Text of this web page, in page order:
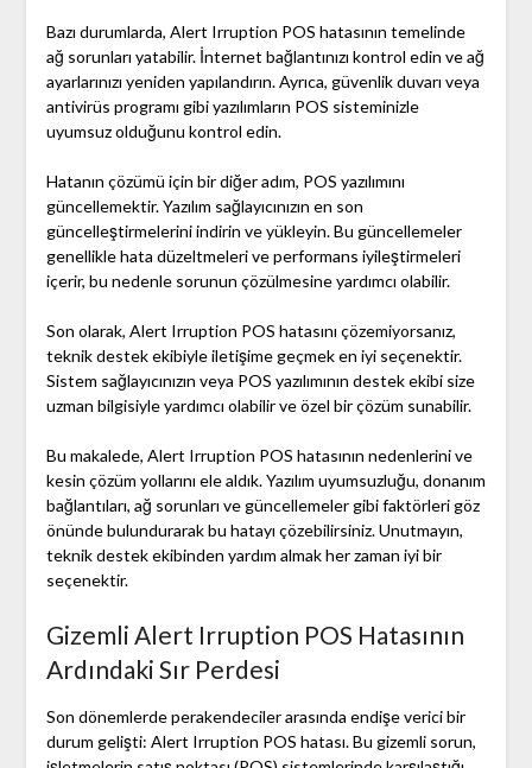
Bazı durumlarda, Alert Irruption POS hatasının temelinde
ağ sorunları yatabilir. İnternet bağlantınızı kontrol edin ve ağ
ayarlarınızı yeniden yapılandırın. Ayrıca, güvenlik duvarı veya
antivirüs programı gibi yazılımların POS sisteminizle
uyumsuz olduğunu kontrol edin.
Hatanın çözümü için bir diğer adım, POS yazılımını
güncellemektir. Yazılım sağlayıcınızın en son
güncelleştirmelerini indirin ve yükleyin. Bu güncellemeler
genellikle hata düzeltmeleri ve performans iyileştirmeleri
içerir, bu nedenle sorunun çözülmesine yardımcı olabilir.
Son olarak, Alert Irruption POS hatasını çözemiyorsanız,
teknik destek ekibiyle iletişime geçmek en iyi seçenektir.
Sistem sağlayıcınızın veya POS yazılımının destek ekibi size
uzman bilgisiyle yardımcı olabilir ve özel bir çözüm sunabilir.
Bu makalede, Alert Irruption POS hatasının nedenlerini ve
kesin çözüm yollarını ele aldık. Yazılım uyumsuzluğu, donanım
bağlantıları, ağ sorunları ve güncellemeler gibi faktörleri göz
önünde bulundurarak bu hatayı çözebilirsiniz. Unutmayın,
teknik destek ekibinden yardım almak her zaman iyi bir
seçenektir.
Gizemli Alert Irruption POS Hatasının
Ardındaki Sır Perdesi
Son dönemlerde perakendeciler arasında endişe verici bir
durum gelişti: Alert Irruption POS hatası. Bu gizemli sorun,